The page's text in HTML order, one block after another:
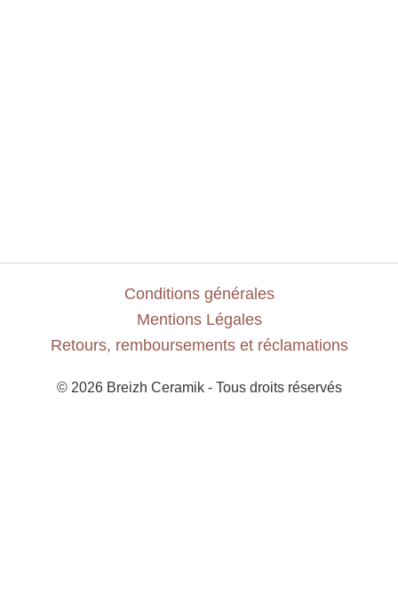
Conditions générales
Mentions Légales
Retours, remboursements et réclamations
© 2026 Breizh Ceramik - Tous droits réservés